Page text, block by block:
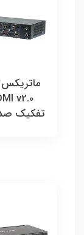
تفکیک